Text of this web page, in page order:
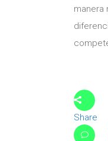
manera
Share